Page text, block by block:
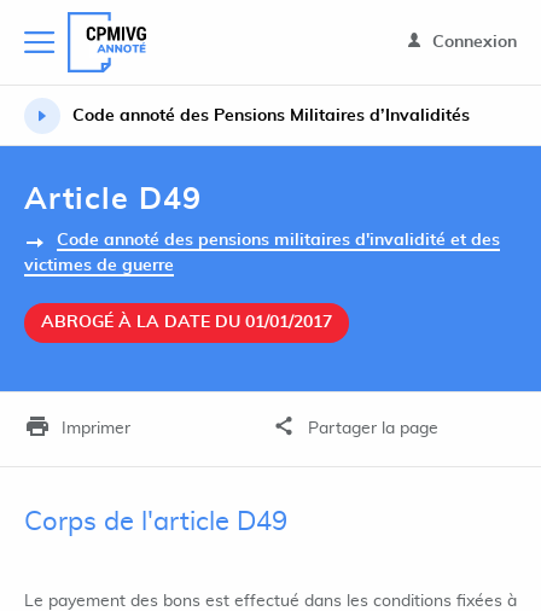
Connexion
Code annoté des Pensions Militaires d’Invalidités
Article D49
Code annoté des pensions militaires d'invalidité et des
victimes de guerre
ABROGÉ À LA DATE DU 01/01/2017
Imprimer Partager la page
Corps de l'article D49
Le payement des bons est effectué dans les conditions fixées à